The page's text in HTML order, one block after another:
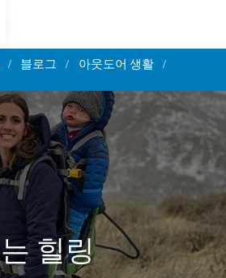
/ 블로그 / 아웃도어 생활 /
힐링